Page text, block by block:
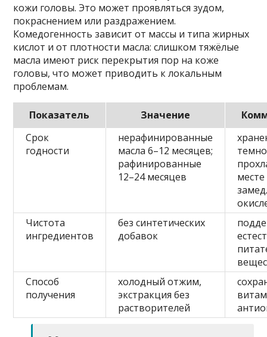
кожи головы. Это может проявляться зудом,
покраснением или раздражением.
Комедогенность зависит от массы и типа жирных
кислот и от плотности масла: слишком тяжёлые
масла имеют риск перекрытия пор на коже
головы, что может приводить к локальным
проблемам.
Показатель Значение
Срок
годности
нерафинированные
масла 6–12 месяцев;
рафинированные
12–24 месяцев
месте
Чистота
ингредиентов
без синтетических
добавок
Способ
получения
холодный отжим,
экстракция без
растворителей